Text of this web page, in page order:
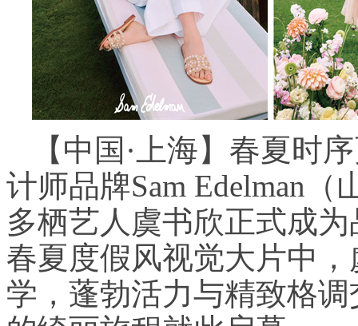
【中国·上海】春夏时
计师品牌Sam Edelman
多栖艺人虞书欣正式成
春夏度假风视觉大片中
学，蓬勃活力与精致格